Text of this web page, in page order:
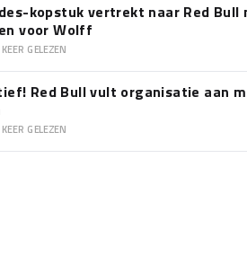
kopstuk vertrekt naar Red
voor Wolff
KEER GELEZEN
Red Bull vult organisatie aan
KEER GELEZEN